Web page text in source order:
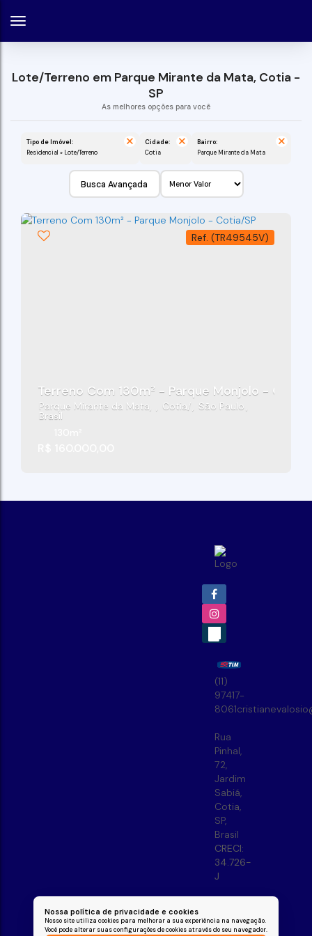
Nossa política de privacidade e cookies
Nosso site utiliza cookies para melhorar a sua experiência na navegação.
Você pode alterar suas configurações de cookies através do seu navegador.
Lote/Terreno em Parque Mirante da Mata, Cotia -
SP
Tipo de Imóvel:
Residencial » Lote/Terreno
Cidade:
Cotia
Bairro:
Parque Mirante da Mata
Busca Avançada
(TR49545V)
Terreno Com 130m² - Parque Monjolo - Cotia/
Parque Mirante da Mata Cotia São Paulo
Brasil
(11)
97417-
8061
Rua
Pinhal,
72,
Jardim
Sabiá,
Cotia,
SP,
Brasil
CRECI:
34.726-
J